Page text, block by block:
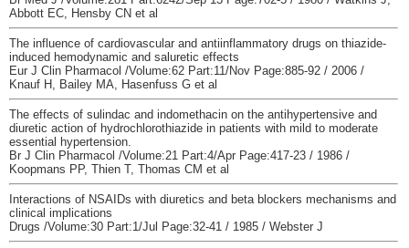
Abbott EC, Hensby CN et al
The influence of cardiovascular and antiinflammatory drugs on thiazide-
induced hemodynamic and saluretic effects
Eur J Clin Pharmacol /Volume:62 Part:11/Nov Page:885-92 / 2006 /
Knauf H, Bailey MA, Hasenfuss G et al
The effects of sulindac and indomethacin on the antihypertensive and
diuretic action of hydrochlorothiazide in patients with mild to moderate
essential hypertension.
Br J Clin Pharmacol /Volume:21 Part:4/Apr Page:417-23 / 1986 /
Koopmans PP, Thien T, Thomas CM et al
Interactions of NSAIDs with diuretics and beta blockers mechanisms and
clinical implications
Drugs /Volume:30 Part:1/Jul Page:32-41 / 1985 / Webster J